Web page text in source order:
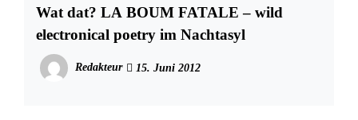
Wat dat? LA BOUM FATALE – wild
electronical poetry im Nachtasyl
Redakteur 15. Juni 2012